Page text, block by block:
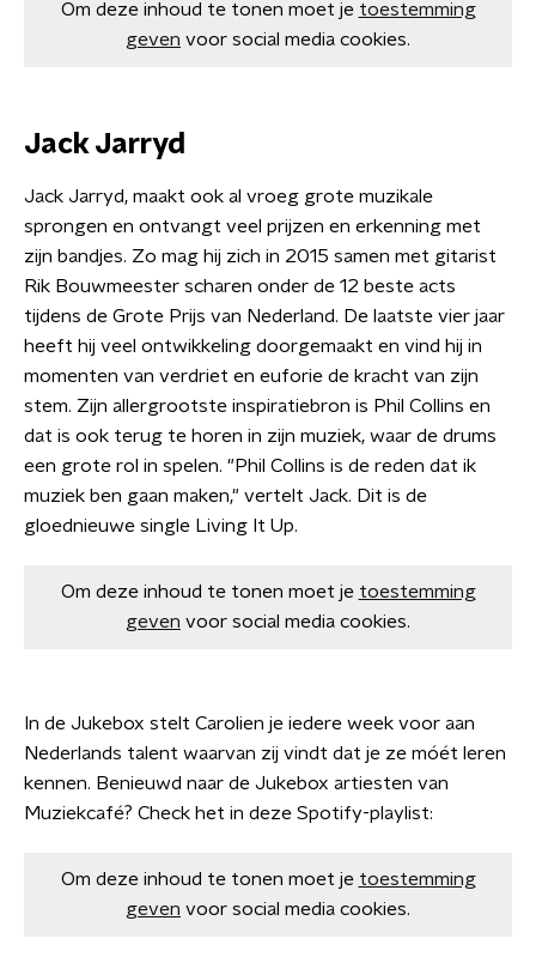
Om deze inhoud te tonen moet je toestemming
geven voor social media cookies.
Jack Jarryd
Jack Jarryd, maakt ook al vroeg grote muzikale
sprongen en ontvangt veel prijzen en erkenning met
zijn bandjes. Zo mag hij zich in 2015 samen met gitarist
Rik Bouwmeester scharen onder de 12 beste acts
tijdens de Grote Prijs van Nederland. De laatste vier jaar
heeft hij veel ontwikkeling doorgemaakt en vind hij in
momenten van verdriet en euforie de kracht van zijn
stem. Zijn allergrootste inspiratiebron is Phil Collins en
dat is ook terug te horen in zijn muziek, waar de drums
een grote rol in spelen. "Phil Collins is de reden dat ik
muziek ben gaan maken," vertelt Jack. Dit is de
gloednieuwe single Living It Up.
Om deze inhoud te tonen moet je toestemming
geven voor social media cookies.
In de Jukebox stelt Carolien je iedere week voor aan
Nederlands talent waarvan zij vindt dat je ze móét leren
kennen. Benieuwd naar de Jukebox artiesten van
Muziekcafé? Check het in deze Spotify-playlist:
Om deze inhoud te tonen moet je toestemming
geven voor social media cookies.